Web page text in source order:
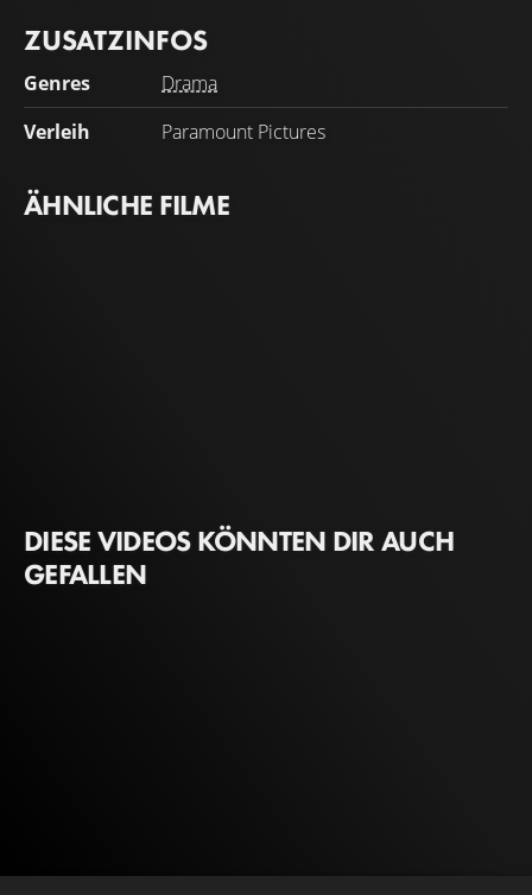
ZUSATZINFOS
Genres
Drama
Verleih
Paramount Pictures
ÄHNLICHE FILME
DIESE VIDEOS KÖNNTEN DIR AUCH
GEFALLEN